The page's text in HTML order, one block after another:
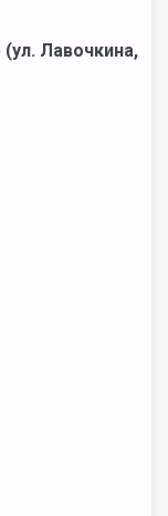
Лавочкина,